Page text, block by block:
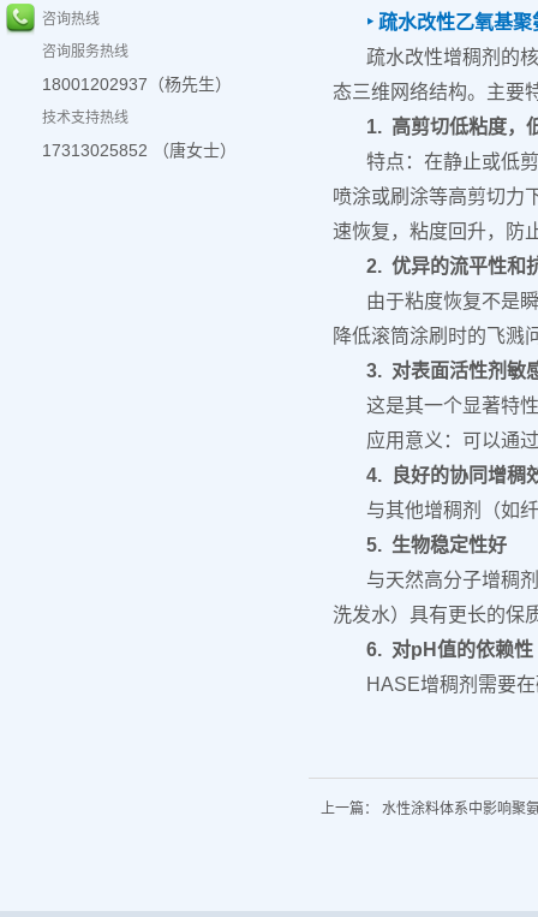
咨询热线
咨询服务热线
18001202937（杨先生）
技术支持热线
17313025852 （唐女士）
‣ 疏水改性乙氧基
疏水改性增稠剂的
态三维网络结构。主要
1. 高剪切低粘度，
特点：在静止或低
喷涂或刷涂等高剪切力
速恢复，粘度回升，防
2. 优异的流平性和
由于粘度恢复不是
降低滚筒涂刷时的飞溅
3. 对表面活性剂敏
这是其一个显著特
应用意义：可以通
4. 良好的协同增稠
与其他增稠剂（如
5. 生物稳定性好
与天然高分子增稠
洗发水）具有更长的保
6. 对pH值的依赖
HASE增稠剂需要
上一篇： 水性涂料体系中影响聚